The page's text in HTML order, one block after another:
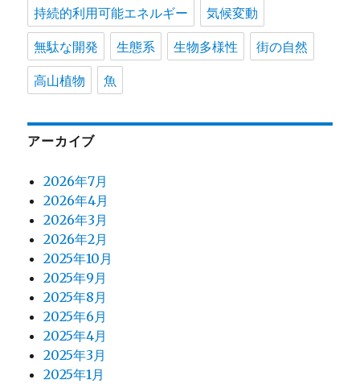
持続的利用可能エネルギー
気候変動
無駄な開発
生態系 生物多様性
街の自然
高山植物
魚
アーカイブ
2026年7月
2026年4月
2026年3月
2026年2月
2025年10月
2025年9月
2025年8月
2025年6月
2025年4月
2025年3月
2025年1月